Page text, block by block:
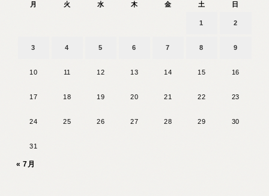
月 火 水 木 金 土 日
1 2
3 4 5 6 7 8 9
10 11 12 13 14 15 16
17 18 19 20 21 22 23
24 25 26 27 28 29 30
31
« 7月